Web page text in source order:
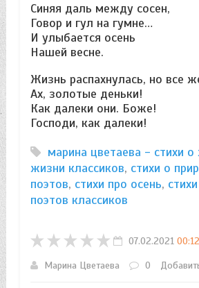
Синяя даль между сосен,
Говор и гул на гумне…
И улыбается осень
Нашей весне.
Жизнь распахнулась, но всe
Ах, золотые деньки!
Как далеки они. Боже!
Господи, как далеки!
марина цветаева - стихи о
жизни классиков, стихи о
поэтов, стихи про осень,
поэтов классиков
07.02.2021 00:12
Марина Цветаева
0